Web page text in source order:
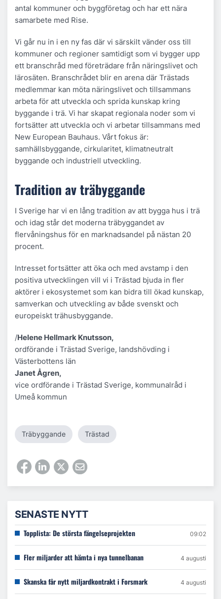
antal kommuner och byggföretag och har ett nära
samarbete med Rise.
Vi går nu in i en ny fas där vi särskilt vänder oss till
kommuner och regioner samtidigt som vi bygger upp
ett branschråd med företrädare från näringslivet och
lärosäten. Branschrådet blir en arena där Trästads
medlemmar kan möta näringslivet och tillsammans
arbeta för att utveckla och sprida kunskap kring
byggande i trä. Vi har skapat regionala noder som vi
fortsätter att utveckla och vi arbetar tillsammans med
New European Bauhaus. Vårt fokus är:
samhällsbyggande, cirkularitet, klimatneutralt
byggande och industriell utveckling.
Tradition av träbyggande
I Sverige har vi en lång tradition av att bygga hus i trä
och idag står det moderna träbyggandet av
flervåningshus för en marknadsandel på nästan 20
procent.
Intresset fortsätter att öka och med avstamp i den
positiva utvecklingen vill vi i Trästad bjuda in fler
aktörer i ekosystemet som kan bidra till ökad kunskap,
samverkan och utveckling av både svenskt och
europeiskt trähusbyggande.
/Helene Hellmark Knutsson,
ordförande i Trästad Sverige, landshövding i
Västerbottens län
Janet Ågren,
vice ordförande i Trästad Sverige, kommunalråd i
Umeå kommun
Träbyggande Trästad
SENASTE NYTT
Topplista: De största fängelseprojekten 09:02
Fler miljarder att hämta i nya tunnelbanan 4 augusti
Skanska får nytt miljardkontrakt i Forsmark 4 augusti